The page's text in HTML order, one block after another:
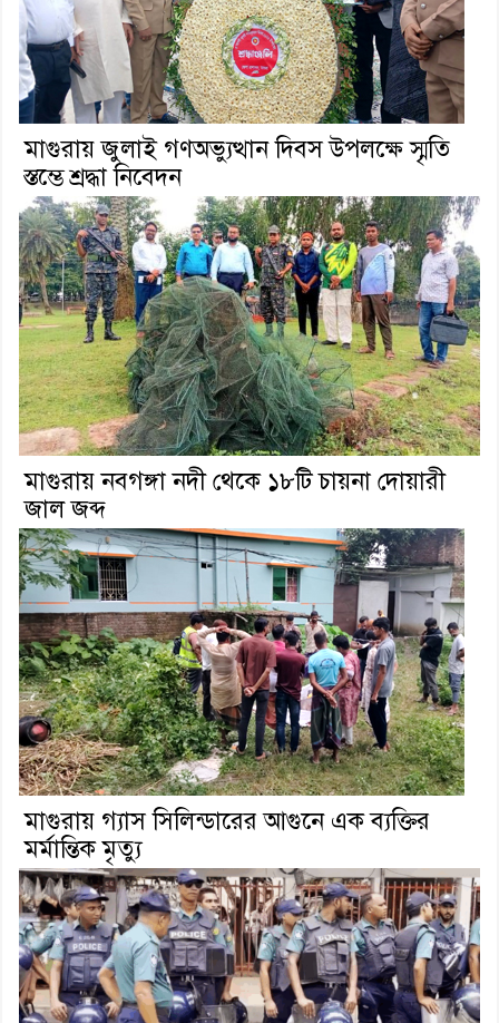
মাগুরায় জুলাই গণঅভ্যুত্থান দিবস উপলক্ষে স্মৃতি
স্তম্ভে শ্রদ্ধা নিবেদন
মাগুরায় নবগঙ্গা নদী থেকে ১৮টি চায়না দোয়ারী
জাল জব্দ
মাগুরায় গ্যাস সিলিন্ডারের আগুনে এক ব্যক্তির
মর্মান্তিক মৃত্যু